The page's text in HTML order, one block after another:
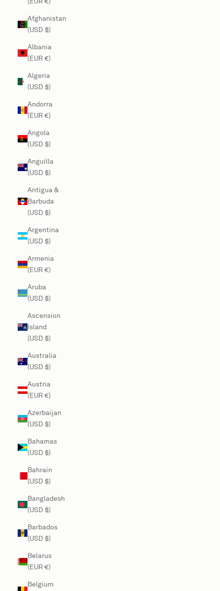
Afghanistan
(USD $)
Albania
(EUR €)
Algeria
(USD $)
Andorra
(EUR €)
Angola
(USD $)
Anguilla
(USD $)
Antigua &
Barbuda
(USD $)
Argentina
(USD $)
Armenia
(EUR €)
Aruba
(USD $)
Ascension
Island
(USD $)
Australia
(USD $)
Austria
(EUR €)
Azerbaijan
(USD $)
Bahamas
(USD $)
Bahrain
(USD $)
Bangladesh
(USD $)
Barbados
(USD $)
Belarus
(EUR €)
Belgium